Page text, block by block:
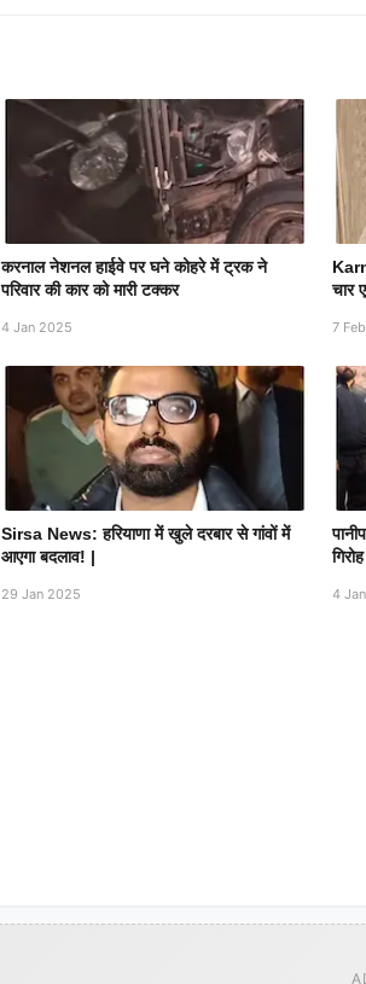
करनाल नेशनल हाईवे पर घने कोहरे में ट्रक ने
परिवार की कार को मारी टक्कर
4 Jan 2025
चार
7
Sirsa News: हरियाणा में खुले दरबार से गांवों में
आएगा बदलाव! |
29 Jan 2025 4